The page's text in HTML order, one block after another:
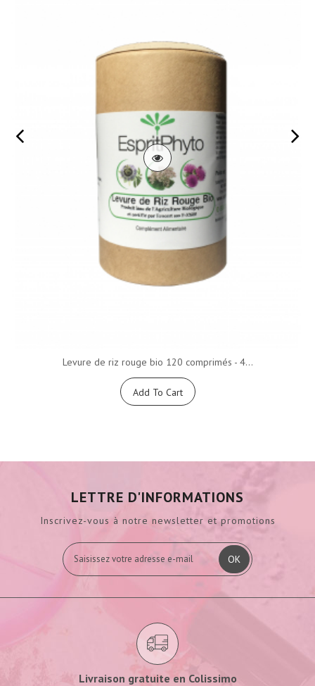
Levure de riz rouge bio 120 comprimés - 4...
Add To Cart
LETTRE D'INFORMATIONS
Inscrivez-vous à notre newsletter et promotions
OK
Livraison gratuite en Colissimo